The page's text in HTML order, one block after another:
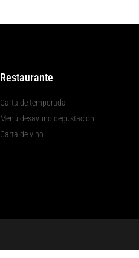
Restaurante
Carta de temporada
Menú desayuno degustación
Carta de vino